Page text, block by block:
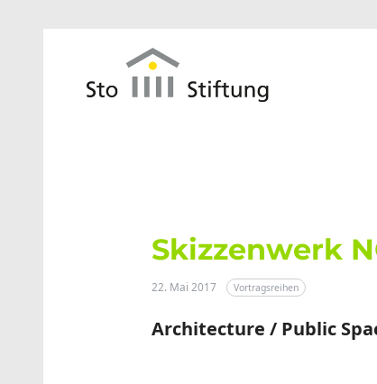
Skizzenwerk
22. Mai 2017 Vortragsreihen
Architecture / Public